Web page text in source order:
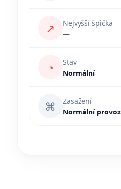
↗
Nejvyšší špička
—
◔
Stav
Normální
⌘
Zasažení
Normální provoz